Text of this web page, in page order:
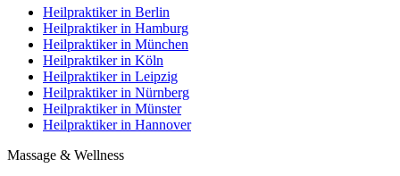
Heilpraktiker in Berlin
Heilpraktiker in Hamburg
Heilpraktiker in München
Heilpraktiker in Köln
Heilpraktiker in Leipzig
Heilpraktiker in Nürnberg
Heilpraktiker in Münster
Heilpraktiker in Hannover
Massage & Wellness